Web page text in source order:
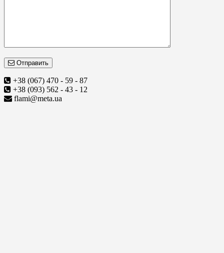
Отправить
+38 (067) 470 - 59 - 87
+38 (093) 562 - 43 - 12
flami@meta.ua